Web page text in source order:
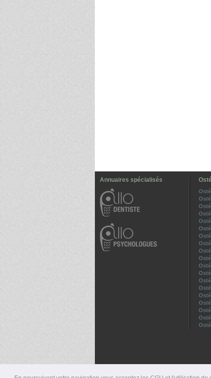
Annuaires spécialisés